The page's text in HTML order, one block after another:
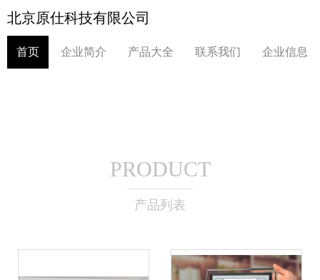
北京原仕科技有限公司
首页 企业简介 产品大全 联系我们 企业信息
PRODUCT
产品列表